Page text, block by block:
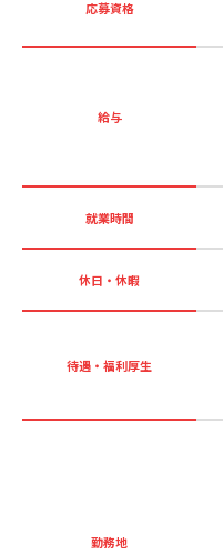
応募資格
給与
就業時間
休日・休暇
待遇・福利厚生
勤務地